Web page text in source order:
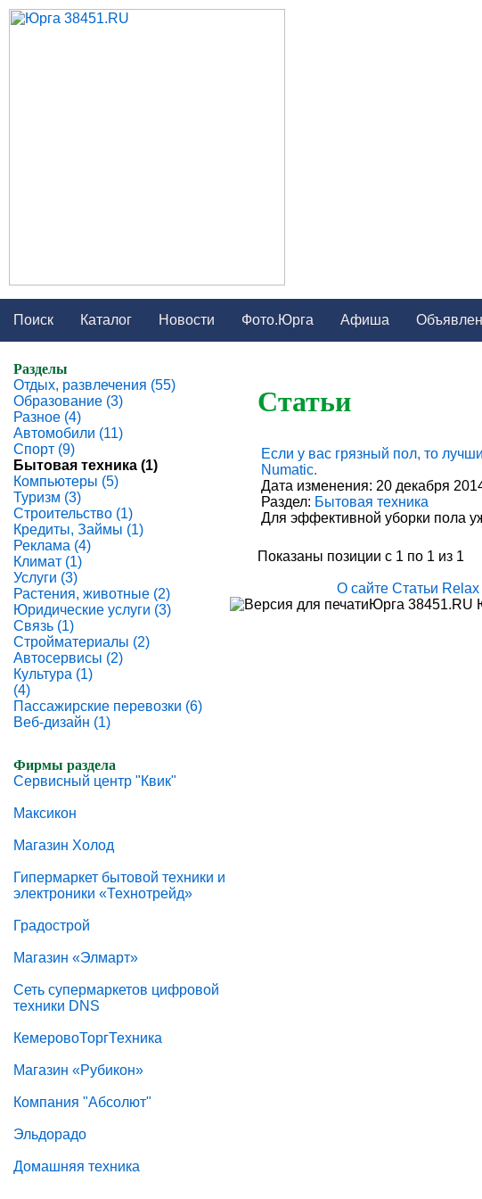
Поиск Каталог Новости Фото.Юрга Афиша
Статьи
Если у вас грязный пол, то
Numatic.
Дата изменения: 20 декабря
Раздел: Бытовая техника
Для эффективной уборки пола
Показаны позиции с 1 по 1 из 1
Разделы
Отдых, развлечения (55)
Образование (3)
Разное (4)
Автомобили (11)
Спорт (9)
Бытовая техника (1)
Компьютеры (5)
Туризм (3)
Строительство (1)
Кредиты, Займы (1)
Реклама (4)
Климат (1)
Услуги (3)
Растения, животные (2)
Юридические услуги (3)
Связь (1)
Стройматериалы (2)
Автосервисы (2)
Культура (1)
(4)
Пассажирские перевозки (6)
Веб-дизайн (1)
Фирмы раздела
Сервисный центр "Квик"
Максикон
Магазин Холод
Гипермаркет бытовой техники и
электроники «Технотрейд»
Градострой
Магазин «Элмарт»
Сеть супермаркетов цифровой
техники DNS
КемеровоТоргТехника
Магазин «Рубикон»
Компания "Абсолют"
Эльдорадо
Домашняя техника
О сайте Статьи Relax
Юрга 38451.RU